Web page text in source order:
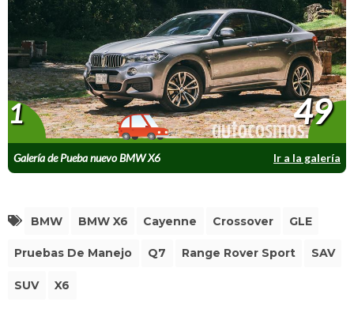
Galería de Pueba nuevo BMW X6 Ir a la galería
1 49
BMW BMW X6 Cayenne Crossover GLE
Pruebas De Manejo Q7 Range Rover Sport SAV
SUV X6